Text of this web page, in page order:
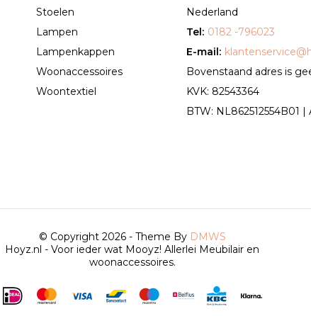
Stoelen
Lampen
Lampenkappen
Woonaccessoires
Woontextiel
Nederland
Tel: 0182 -796023
E-mail:
Bovenstaand adres is
KVK: 82543364
BTW: NL862512554B01
© Copyright 2026 - Theme By DMWS
Hoyz.nl - Voor ieder wat Mooyz! Allerlei Meubilair en
woonaccessoires.